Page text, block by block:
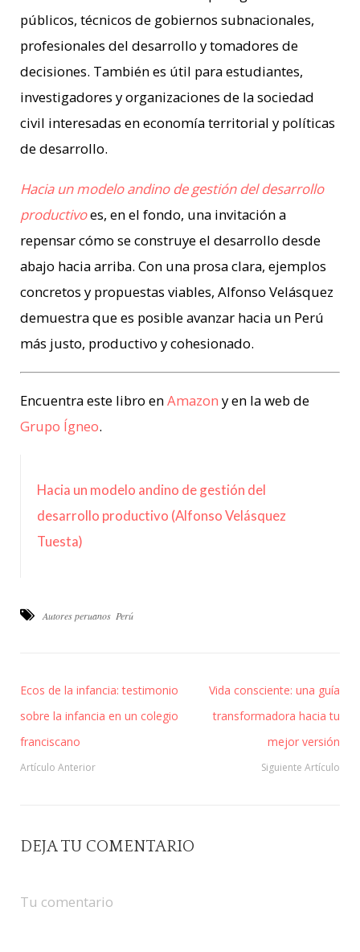
públicos, técnicos de gobiernos subnacionales,
profesionales del desarrollo y tomadores de
decisiones. También es útil para estudiantes,
investigadores y organizaciones de la sociedad
civil interesadas en economía territorial y políticas
de desarrollo.
Hacia un modelo andino de gestión del desarrollo
productivoes, en el fondo, una invitación a
repensar cómo se construye el desarrollo desde
abajo hacia arriba. Con una prosa clara, ejemplos
concretos y propuestas viables, Alfonso Velásquez
demuestra que es posible avanzar hacia un Perú
más justo, productivo y cohesionado.
Encuentra este libro enAmazon y en la web de
Grupo Ígneo.
Hacia un modelo andino de gestión del
desarrollo productivo (Alfonso Velásquez
Tuesta)
Autores peruanos Perú
Ecos de la infancia: testimonio
sobre la infancia en un colegio
franciscano
Artículo Anterior
Vida consciente: una guía
transformadora hacia tu
mejor versión
Siguiente Artículo
DEJA TU COMENTARIO